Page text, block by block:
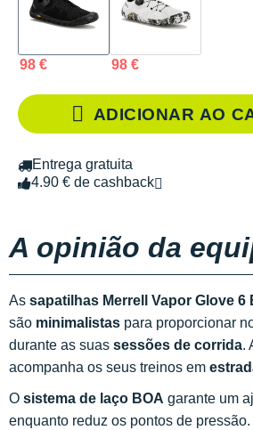
98 € 98 €
ADICIONAR AO
Entrega gratuita
4.90 € de cashback
A opinião da
As sapatilhas Merrell Vapor Glove 6
são minimalistas para proporcionar
durante as suas sessões de corrida.
acompanha os seus treinos em
O sistema de laço BOA garante um
enquanto reduz os pontos de